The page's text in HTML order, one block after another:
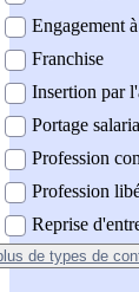
Engagement
Franchise
Insertion par
Portage
Profession
Profession
Reprise
de types de